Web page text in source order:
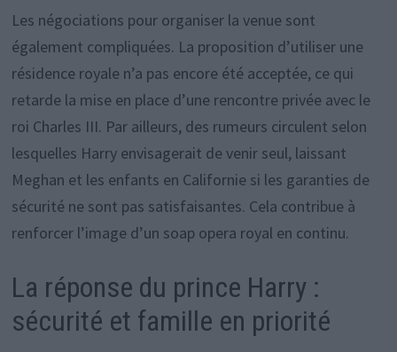
Les négociations pour organiser la venue sont
également compliquées. La proposition d’utiliser une
résidence royale n’a pas encore été acceptée, ce qui
retarde la mise en place d’une rencontre privée avec le
roi Charles III. Par ailleurs, des rumeurs circulent selon
lesquelles Harry envisagerait de venir seul, laissant
Meghan et les enfants en Californie si les garanties de
sécurité ne sont pas satisfaisantes. Cela contribue à
renforcer l’image d’un soap opera royal en continu.
La réponse du prince Harry :
sécurité et famille en priorité